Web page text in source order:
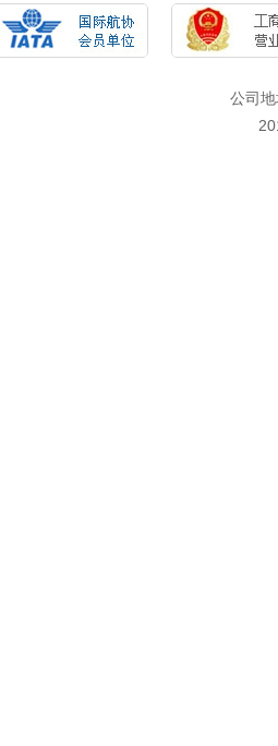
公司